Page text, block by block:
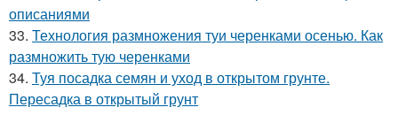
описаниями
33. Технология размножения туи черенками осенью. Как
размножить тую черенками
34. Туя посадка семян и уход в открытом грунте.
Пересадка в открытый грунт